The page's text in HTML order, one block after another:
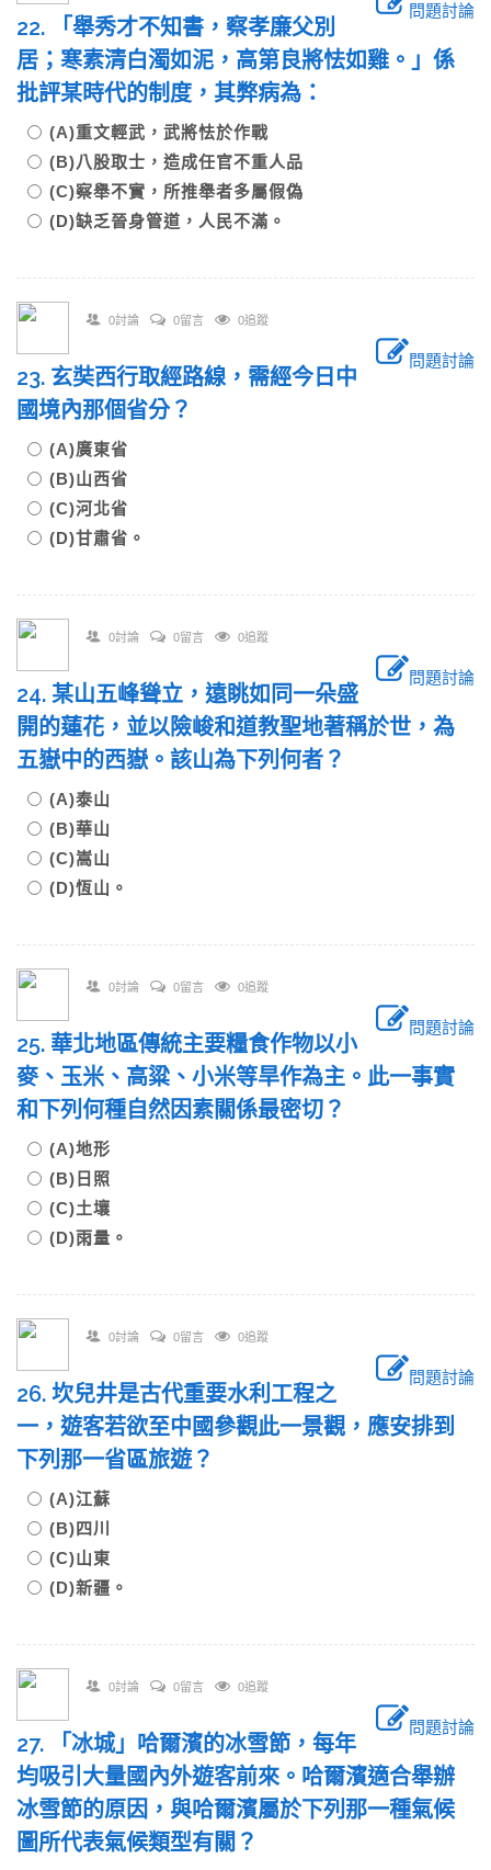
問題討論
22. 「舉秀才不知書，察孝廉父別
居；寒素清白濁如泥，高第良將怯如雞。」係
批評某時代的制度，其弊病為：
(A)重文輕武，武將怯於作戰
(B)八股取士，造成任官不重人品
(C)察舉不實，所推舉者多屬假偽
(D)缺乏晉身管道，人民不滿。
0討論 0留言 0追蹤
問題討論
23. 玄奘西行取經路線，需經今日中
國境內那個省分？
(A)廣東省
(B)山西省
(C)河北省
(D)甘肅省。
0討論 0留言 0追蹤
問題討論
24. 某山五峰聳立，遠眺如同一朵盛
開的蓮花，並以險峻和道教聖地著稱於世，為
五嶽中的西嶽。該山為下列何者？
(A)泰山
(B)華山
(C)嵩山
(D)恆山。
0討論 0留言 0追蹤
問題討論
25. 華北地區傳統主要糧食作物以小
麥、玉米、高粱、小米等旱作為主。此一事實
和下列何種自然因素關係最密切？
(A)地形
(B)日照
(C)土壤
(D)雨量。
0討論 0留言 0追蹤
問題討論
26. 坎兒井是古代重要水利工程之
一，遊客若欲至中國參觀此一景觀，應安排到
下列那一省區旅遊？
(A)江蘇
(B)四川
(C)山東
(D)新疆。
0討論 0留言 0追蹤
問題討論
27. 「冰城」哈爾濱的冰雪節，每年
均吸引大量國內外遊客前來。哈爾濱適合舉辦
冰雪節的原因，與哈爾濱屬於下列那一種氣候
圖所代表氣候類型有關？